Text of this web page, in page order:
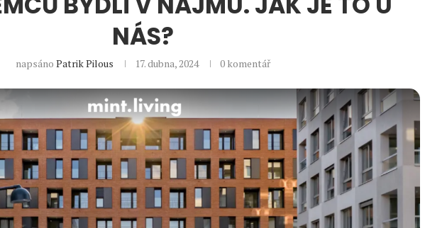
NÁS?
napsánoPatrik Pilous 17. dubna, 2024 0 komentář